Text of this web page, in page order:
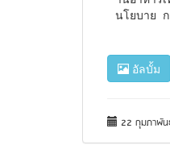
นโยบาย
อัลบั้ม
22 กุมภาพัน